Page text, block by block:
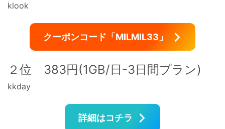
klook
クーポンコード「MILMIL33」
２位 383円(1GB/日-3日間プラン)
kkday
詳細はコチラ